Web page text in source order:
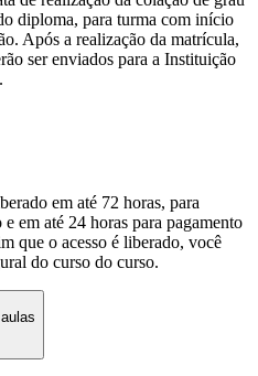
diploma, para turma com início
Após a realização da matrícula,
ser enviados para a Instituição
em até 72 horas, para
em até 24 horas para pagamento
que o acesso é liberado, você
do curso do curso.